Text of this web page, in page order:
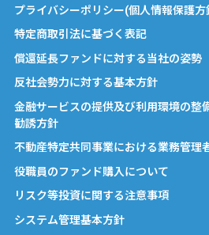
プライバシーポリシー(個人情報保護方
特定商取引法に基づく表記
償還延長ファンドに対する当社の姿勢
反社会勢力に対する基本方針
金融サービスの提供及び利用環境の整
勧誘方針
不動産特定共同事業における業務管理
役職員のファンド購入について
リスク等投資に関する注意事項
システム管理基本方針